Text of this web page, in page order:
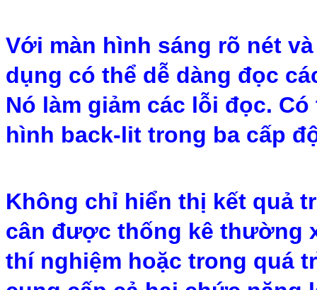
Với màn hình sáng rõ nét
dụng có thể dễ dàng đọc
Nó làm giảm các lỗi đọc.
hình back-lit trong ba cấp
Không chỉ hiển thị kết quả
cân được thống kê thường
thí nghiệm hoặc trong quá